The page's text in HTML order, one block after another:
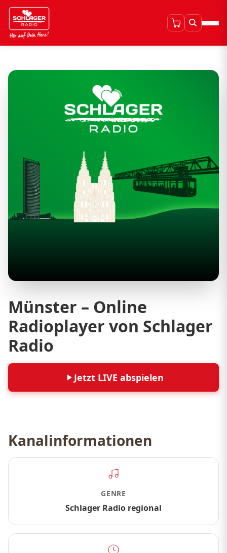
Münster – Online
Radioplayer von Schlager
Radio
Jetzt LIVE abspielen
Kanalinformationen
GENRE
Schlager Radio regional